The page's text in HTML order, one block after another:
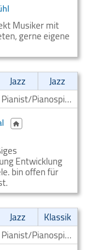
Musiker mit
gerne eigene
Jazz
Jazz
Pianist/Pianospieler
Entwicklung
bin offen für
Jazz
Klassik
Pianist/Pianospieler